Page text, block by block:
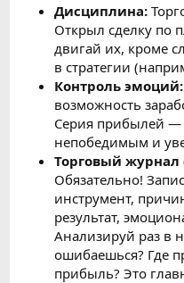
Дисциплина:
Открыл сделку по
двигай их, кроме
в стратегии
Контроль эмоций:
возможность
Серия прибылей —
непобедимым и
Торговый журнал
Обязательно!
инструмент,
результат,
Анализируй раз в
ошибаешься? Где
прибыль? Это